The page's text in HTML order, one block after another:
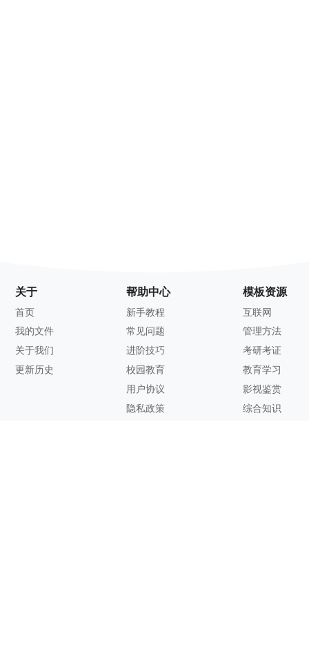
关于
首页
我的文件
关于我们
更新历史
帮助中心
新手教程
常见问题
进阶技巧
校园教育
用户协议
隐私政策
模板资源
互联网
管理方法
考研考证
教育学习
影视鉴赏
综合知识